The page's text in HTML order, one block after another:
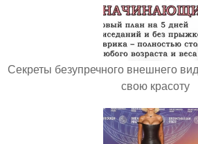
Секреты безупречного внешнего
свою красоту